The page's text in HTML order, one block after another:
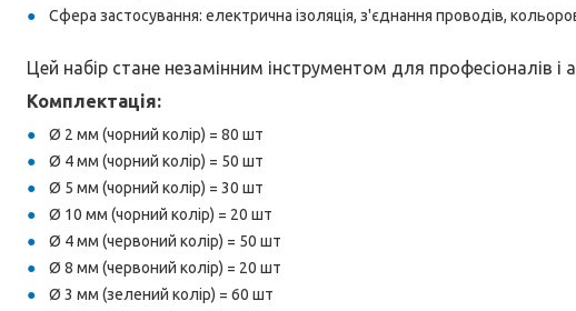
Сфера застосування: електрична ізоляція, з'єднання проводів,
Цей набір стане незамінним інструментом для
Комплектація:
Ø 2 мм (чорний колір) = 80 шт
Ø 4 мм (чорний колір) = 50 шт
Ø 5 мм (чорний колір) = 30 шт
Ø 10 мм (чорний колір) = 20 шт
Ø 4 мм (червоний колір) = 50 шт
Ø 8 мм (червоний колір) = 20 шт
Ø 3 мм (зелений колір) = 60 шт